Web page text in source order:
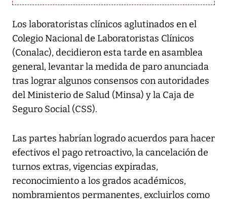
Los laboratoristas clínicos aglutinados en el
Colegio Nacional de Laboratoristas Clínicos
(Conalac), decidieron esta tarde en asamblea
general, levantar la medida de paro anunciada
tras lograr algunos consensos con autoridades
del Ministerio de Salud (Minsa) y la Caja de
Seguro Social (CSS).
Las partes habrían logrado acuerdos para hacer
efectivos el pago retroactivo, la cancelación de
turnos extras, vigencias expiradas,
reconocimiento a los grados académicos,
nombramientos permanentes, excluirlos como